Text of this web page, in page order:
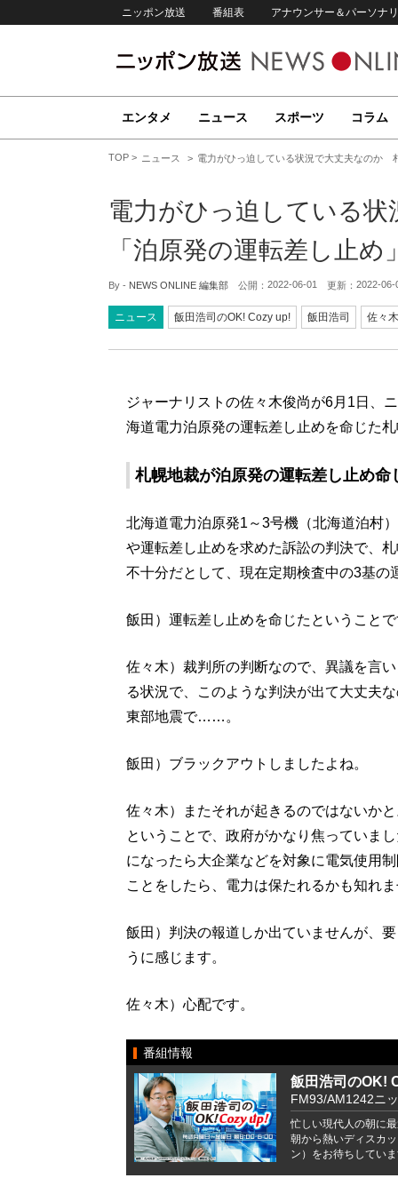
ニッポン放送 番組表 アナウンサー＆パーソナ
エンタメ ニュース スポーツ コラム
TOP ニュース 電力がひっ迫している状況で大丈夫なのか
電力がひっ迫している
「泊原発の運転差し止め
By - NEWS ONLINE 編集部 公開： 2022-06-01 更新： 2022-06-
ニュース 飯田浩司のOK! Cozy up! 飯田浩司 佐々
ジャーナリストの佐々木俊尚が6月1日、
海道電力泊原発の運転差し止めを命じた
札幌地裁が泊原発の運転差し止め命
北海道電力泊原発1～3号機（北海道泊村
や運転差し止めを求めた訴訟の判決で、
不十分だとして、現在定期検査中の3基の
飯田）運転差し止めを命じたということ
佐々木）裁判所の判断なので、異議を言
る状況で、このような判決が出て大丈夫
東部地震で……。
飯田）ブラックアウトしましたよね。
佐々木）またそれが起きるのではないか
ということで、政府がかなり焦っていま
になったら大企業などを対象に電気使用
ことをしたら、電力は保たれるかも知れ
飯田）判決の報道しか出ていませんが、
うに感じます。
佐々木）心配です。
番組情報
飯田浩司のOK!
FM93/AM1242ニ
忙しい現代人の朝に
朝から熱いディスカ
ン）をお待ちしてい